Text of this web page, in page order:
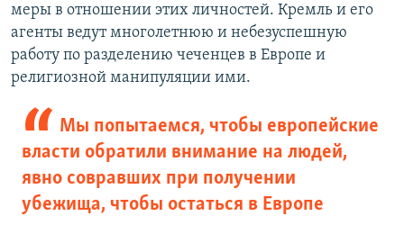
меры в отношении этих личностей. Кремль и его
агенты ведут многолетнюю и небезуспешную
работу по разделению чеченцев в Европе и
религиозной манипуляции ими.
Мы попытаемся, чтобы европейские
власти обратили внимание на людей,
явно совравших при получении
убежища, чтобы остаться в Европе